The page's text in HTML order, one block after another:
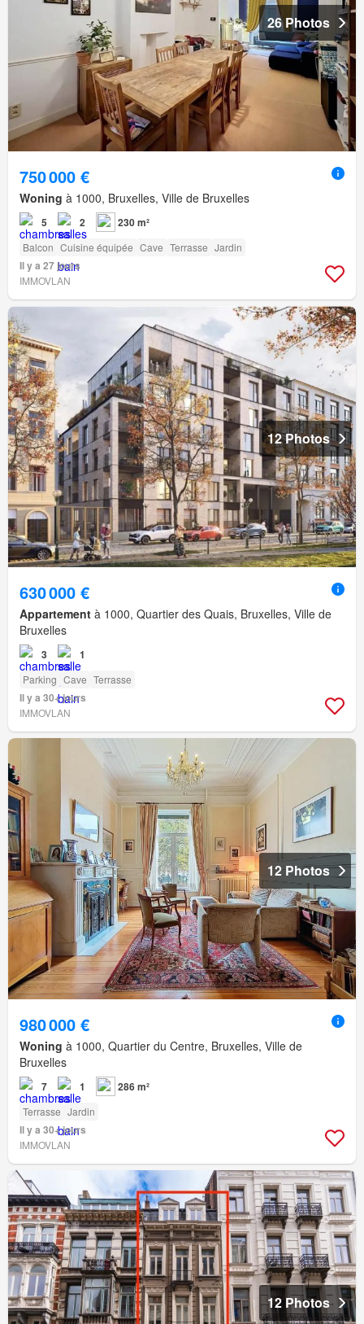
26 Photos
750 000 €
Woning à 1000, Bruxelles, Ville de Bruxelles
5 2 230 m²
Balcon Cuisine équipée Cave Terrasse Jardin
Il y a 27 jours
IMMOVLAN
12 Photos
630 000 €
Appartement à 1000, Quartier des Quais, Bruxelles, Ville de
Bruxelles
3 1
Parking Cave Terrasse
Il y a 30+ jours
IMMOVLAN
12 Photos
980 000 €
Woning à 1000, Quartier du Centre, Bruxelles, Ville de
Bruxelles
7 1 286 m²
Terrasse Jardin
Il y a 30+ jours
IMMOVLAN
12 Photos